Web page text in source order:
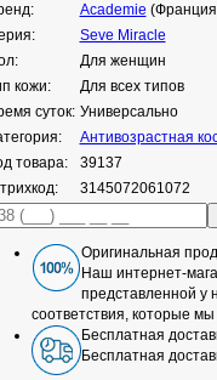
Academie
Seve Miracle
Для женщин
кожи:
Для всех типов
суток: Универсально
Антивозрастная
товара:
39137
3145072061072
Оригинальная
Наш интернет-
представленной у
соответствия, которые
Бесплатная
Бесплатная